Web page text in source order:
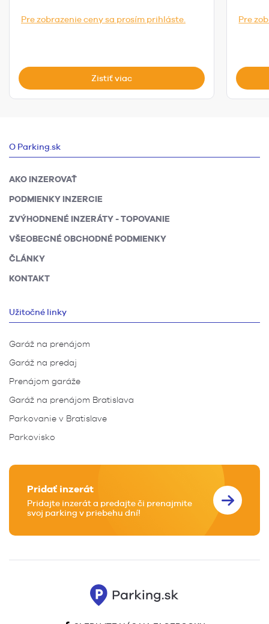
Pre zobrazenie ceny sa prosím prihláste.
Zistiť viac
Pre
O Parking.sk
AKO INZEROVAŤ
PODMIENKY INZERCIE
ZVÝHODNENÉ INZERÁTY - TOPOVANIE
VŠEOBECNÉ OBCHODNÉ PODMIENKY
ČLÁNKY
KONTAKT
Užitočné linky
Garáž na prenájom
Garáž na predaj
Prenájom garáže
Garáž na prenájom Bratislava
Parkovanie v Bratislave
Parkovisko
Pridať inzerát
Pridajte inzerát a predajte či prenajmite
svoj parking v priebehu dní!